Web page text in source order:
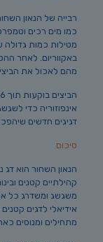
רבייה של הנאון
מטילות כמות גדולה
באקווריום. לאחר
מהם לאכול את
אינפוזוריה כדי
דגיגים חדשים
סיכום
הנאון השחור הוא דג
קהילתיים קטנים
משגשג ומשדרג כל
אידיאלי לדגים
מתחילים ומנוסים